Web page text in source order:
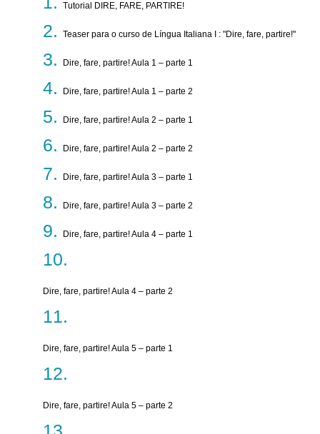
Tutorial DIRE, FARE, PARTIRE!
Teaser para o curso de Língua Italiana I : "Dire, fare, partire!"
Dire, fare, partire! Aula 1 – parte 1
Dire, fare, partire! Aula 1 – parte 2
Dire, fare, partire! Aula 2 – parte 1
Dire, fare, partire! Aula 2 – parte 2
Dire, fare, partire! Aula 3 – parte 1
Dire, fare, partire! Aula 3 – parte 2
Dire, fare, partire! Aula 4 – parte 1
Dire, fare, partire! Aula 4 – parte 2
Dire, fare, partire! Aula 5 – parte 1
Dire, fare, partire! Aula 5 – parte 2